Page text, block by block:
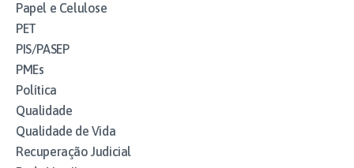
Papel e Celulose
PET
PIS/PASEP
PMEs
Política
Qualidade
Qualidade de Vida
Recuperação Judicial